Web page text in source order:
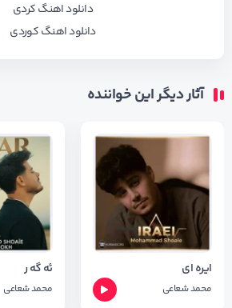
دانلود اهنگ کردی
دانلود اهنگ کوردی
آثار دیگر این خواننده
ایره ای
محمد شعاعی
ئە گە ر
محمد شعاعی